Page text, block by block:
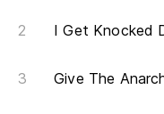
I Get Knocked
Give The